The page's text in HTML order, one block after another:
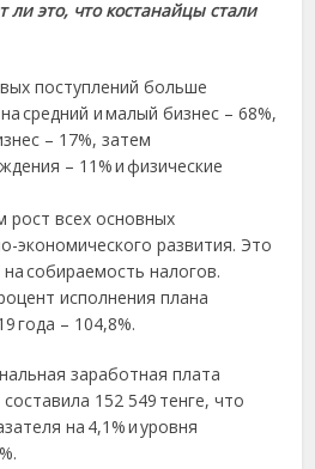
ли это, что костанайцы стали
поступлений больше
средний и малый бизнес – 68%,
– 17%, затем
– 11% и физические
рост всех основных
экономического развития. Это
собираемость налогов.
исполнения плана
года – 104,8%.
заработная плата
152 549 тенге, что
на 4,1% и уровня